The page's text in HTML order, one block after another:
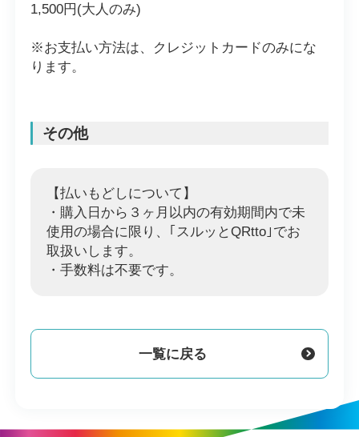
1,500円(大人のみ)
※お支払い方法は、クレジットカードのみにな
ります。
その他
【払いもどしについて】
・購入日から３ヶ月以内の有効期間内で未
使用の場合に限り、｢スルッとQRtto｣でお
取扱いします。
・手数料は不要です。
一覧に戻る